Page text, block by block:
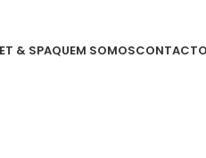
& SPAQUEM SOMOS